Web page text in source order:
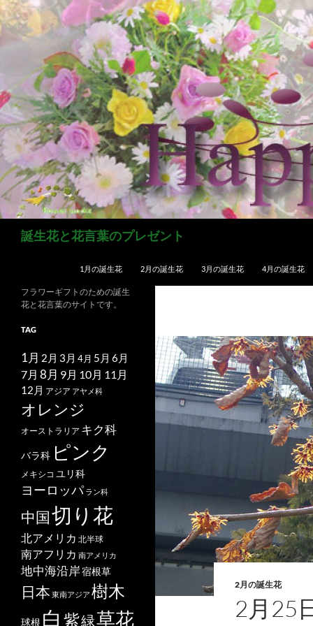
コ
ン
ツ
へ
ス
キ
ッ
プ
誕生花と花言葉のプレゼント
1月の誕生花 2月の誕生花 3月の誕生花 4月の誕生花
2月の誕生花
2月25
フラワーギフトのための誕生
花と花言葉のサイトです。
TAG
1月 2月 3月 4月 5月 6月
7月 8月 9月 10月 11月
12月 アジア アヤメ科
オレンジ
オーストラリア キク科
バラ科 ピンク
メキシコ ユリ科
ヨーロッパ ラン科
中国切り花
北アメリカ 北半球
南アフリカ 南アメリカ
地中海沿岸宿根草
日本 東南アジア 樹木
球根 白 紫緑草花